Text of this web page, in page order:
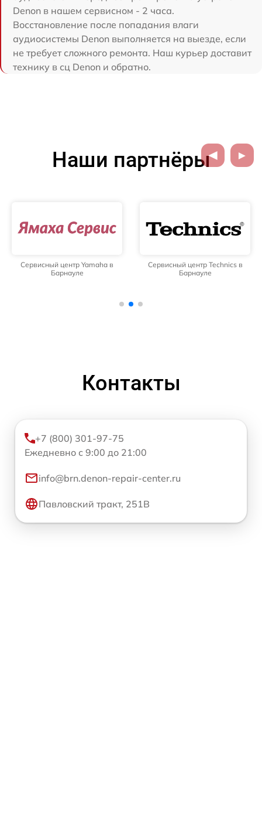
Denon в нашем сервисном - 2 часа.
Восстановление после попадания влаги
аудиосистемы Denon выполняется на выезде, если
не требует сложного ремонта. Наш курьер доставит
технику в сц Denon и обратно.
Наши партнёры
Сервисный центр Yamaha в
Барнауле
Сервисный центр Technics в
Барнауле
Контакты
+7 (800) 301-97-75
Ежедневно с 9:00 до 21:00
info@brn.denon-repair-center.ru
Павловский тракт, 251В